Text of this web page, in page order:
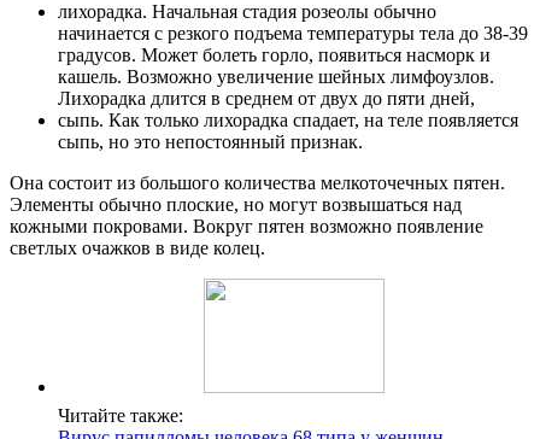
лихорадка. Начальная стадия розеолы обычно
начинается с резкого подъема температуры тела до 38-39
градусов. Может болеть горло, появиться насморк и
кашель. Возможно увеличение шейных лимфоузлов.
Лихорадка длится в среднем от двух до пяти дней,
сыпь. Как только лихорадка спадает, на теле появляется
сыпь, но это непостоянный признак.
Она состоит из большого количества мелкоточечных пятен.
Элементы обычно плоские, но могут возвышаться над
кожными покровами. Вокруг пятен возможно появление
светлых очажков в виде колец.
Читайте также: